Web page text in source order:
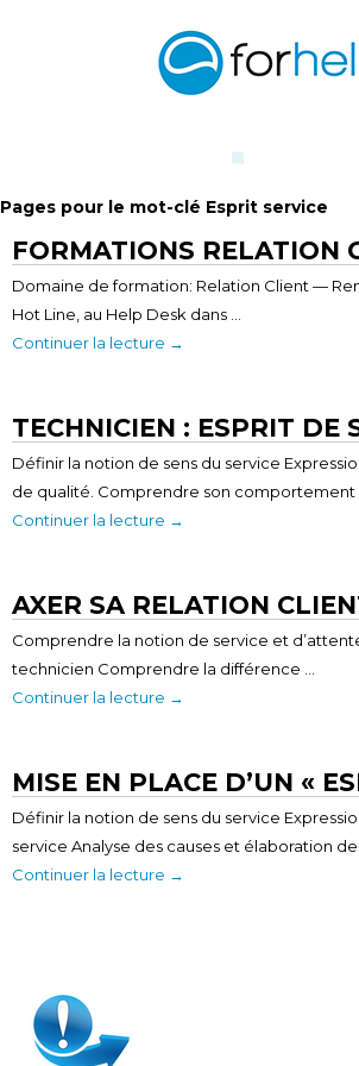
Pages pour le mot-clé Esprit service
FORMATIONS RELATION
Domaine de formation: Relation Client —
Hot Line, au Help Desk dans …
Continuer la lecture →
TECHNICIEN : ESPRIT DE
Définir la notion de sens du service
de qualité. Comprendre son comportement
Continuer la lecture →
AXER SA RELATION
Comprendre la notion de service et
technicien Comprendre la différence …
Continuer la lecture →
MISE EN PLACE D’UN «
Définir la notion de sens du service
service Analyse des causes et élaboration
Continuer la lecture →